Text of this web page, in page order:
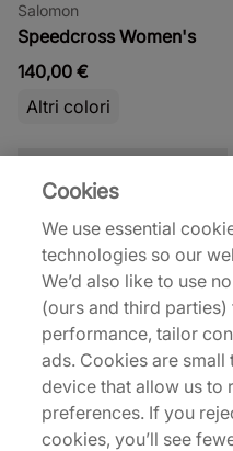
Salomon
Speedcross Women's
140,00 €
Altri colori
Nike
Shox Z Calistra Women's
130,00 €
Altri colori
Cookies
We use essential
technologies so our
We’d also like to use
(ours and third
performance, tailor
ads. Cookies are
device that allow us to
preferences. If you
cookies, you’ll see